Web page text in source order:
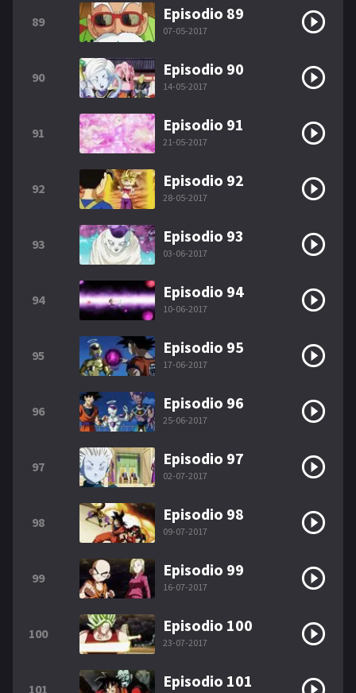
89 Episodio 89
07-05-2017
90 Episodio 90
14-05-2017
91 Episodio 91
21-05-2017
92 Episodio 92
28-05-2017
93 Episodio 93
03-06-2017
94 Episodio 94
10-06-2017
95 Episodio 95
17-06-2017
96 Episodio 96
25-06-2017
97 Episodio 97
02-07-2017
98 Episodio 98
09-07-2017
99 Episodio 99
16-07-2017
100 Episodio 100
23-07-2017
101 Episodio 101